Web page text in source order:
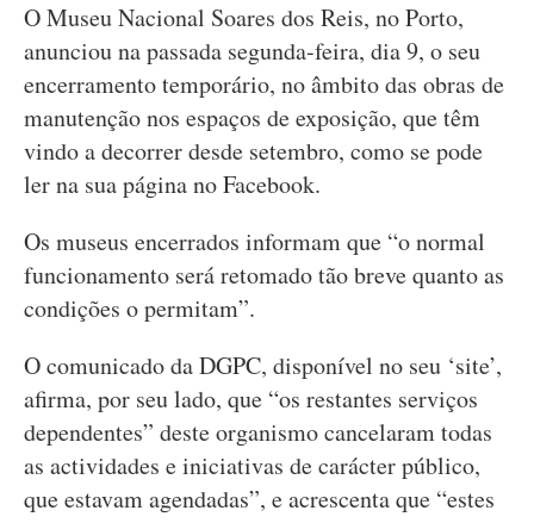
O Museu Nacional Soares dos Reis, no Porto,
anunciou na passada segunda-feira, dia 9, o seu
encerramento temporário, no âmbito das obras de
manutenção nos espaços de exposição, que têm
vindo a decorrer desde setembro, como se pode
ler na sua página no Facebook.
Os museus encerrados informam que “o normal
funcionamento será retomado tão breve quanto as
condições o permitam”.
O comunicado da DGPC, disponível no seu ‘site’,
afirma, por seu lado, que “os restantes serviços
dependentes” deste organismo cancelaram todas
as actividades e iniciativas de carácter público,
que estavam agendadas”, e acrescenta que “estes